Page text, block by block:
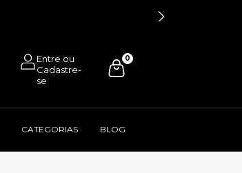
0
CATEGORIAS BLOG